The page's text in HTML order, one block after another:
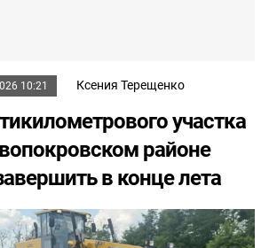
10:21 Ксения Терещенко
участка
районе
в конце лета